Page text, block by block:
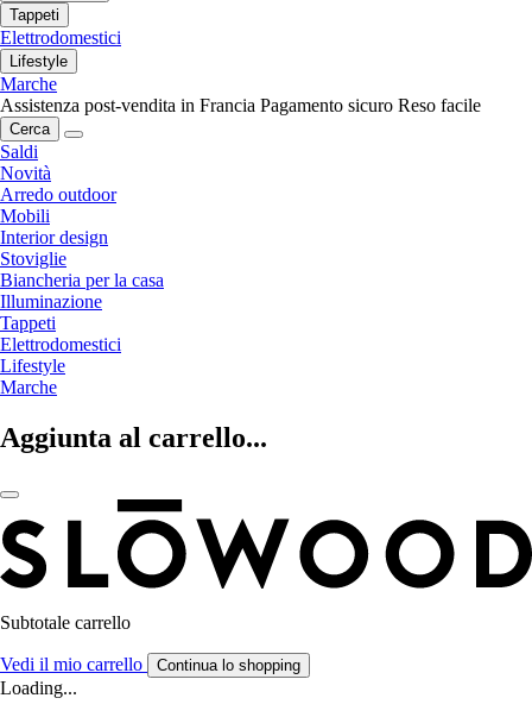
Tappeti
Elettrodomestici
Lifestyle
Marche
Assistenza post-vendita in Francia Pagamento sicuro Reso facile
Cerca
Saldi
Novità
Arredo outdoor
Mobili
Interior design
Stoviglie
Biancheria per la casa
Illuminazione
Tappeti
Elettrodomestici
Lifestyle
Marche
Aggiunta al carrello...
Subtotale carrello
Vedi il mio carrello Continua lo shopping
Loading...